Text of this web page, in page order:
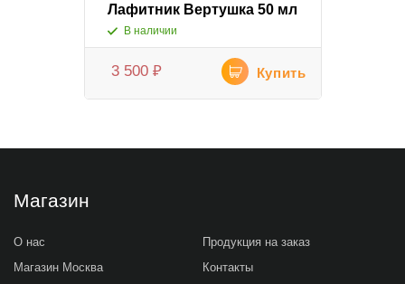
Лафитник Вертушка 50 мл
В наличии
3 500 ₽ Купить
Магазин
О нас
Магазин Москва
Продукция на заказ
Контакты